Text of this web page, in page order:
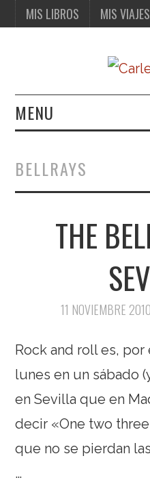
MIS LIBROS MIS VIAJES
MENU
MIS VIAJES
BELLRAYS
THE
11 NOVIEMBRE 2010
Rock and roll es,
lunes en un sábado
en Sevilla que en
decir «One two
que no se pierdan
…